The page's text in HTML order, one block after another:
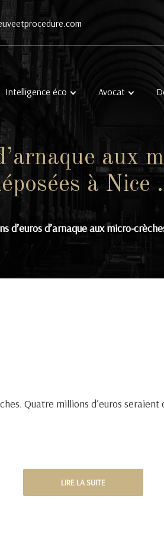
Intelligence éco Avocat
aux
à Nice
d’euros d’arnaque aux micro-
Quatre millions d’euros
LIRE LA SUITE